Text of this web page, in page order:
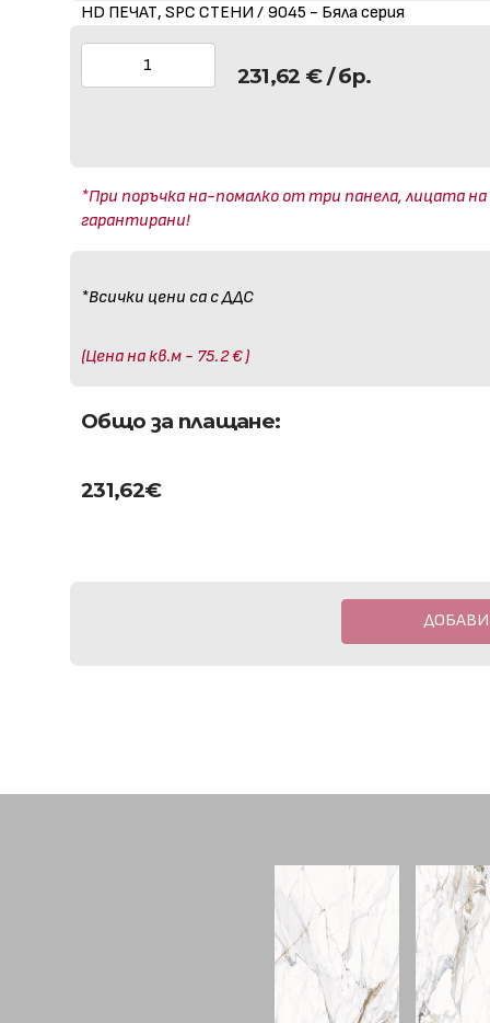
HD ПЕЧАТ, SPC СТЕНИ / 9045 - Бяла серия
231,62 €/ бр.
*При поръчка на-помалко от три панела, лицата
гарантирани!
*Всички цени са с ДДС
(Цена на кв.м - 75.2 € )
Общо за плащане:
231,62€